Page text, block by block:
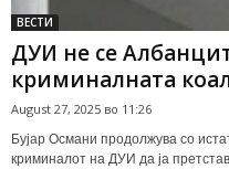
ВЕСТИ
ДУИ не се
криминалната
August 27, 2025 во 11:26
Бујар Османи продолжува со
криминалот на ДУИ да ја